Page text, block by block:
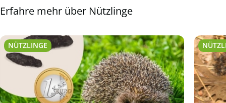
Erfahre mehr über Nützlinge
NÜTZLINGE